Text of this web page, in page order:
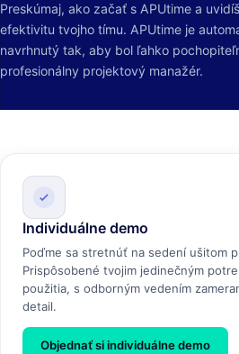
Preskúmaj, ako začať s APUtime a
efektivitu tvojho tímu. APUtime je
navrhnutý tak, aby bol ľahko
profesionálny projektový manažér.
Individuálne demo
Poďme sa stretnúť na sedení ušitom
Prispôsobené tvojim jedinečným
použitia, s odborným vedením
detail.
Objednať si individuálne demo